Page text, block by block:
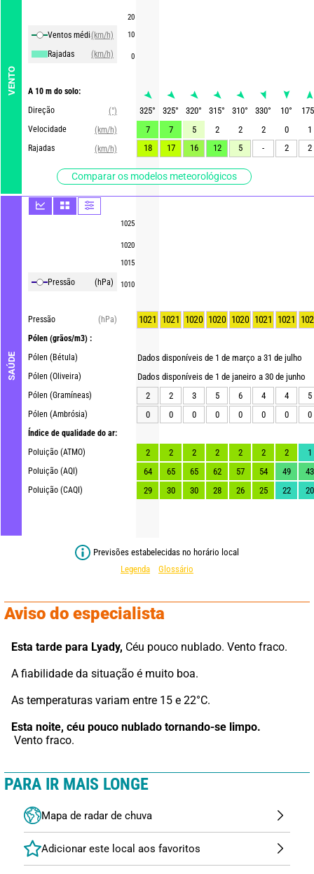
VENTO
Ventos média(km/h)
Rajadas
(km/h)
A 10 m do solo:
Direção
(°)
Velocidade
(km/h)
Rajadas
(km/h)
Comparar os modelos meteorológicos
SAÚDE
Pressão (hPa)
Pressão
(hPa)
Pólen (grãos/m3) :
Pólen (Bétula)
Pólen (Oliveira)
Pólen (Gramíneas)
Pólen (Ambrósia)
Índice de qualidade do ar:
Poluição (ATMO)
Poluição (AQI)
Poluição (CAQI)
20
10
0
1025
1020
1015
1010
325° 325° 320° 315° 310° 330° 10°
175
7
7 5 2 2 2 0
1
18
17 16 12 5 - 2 2
1021 1021 1020 1020 1020 1021 1021
Dados disponíveis de 1 de março a 31 de julho
Dados disponíveis de 1 de janeiro a 30 de junho
2
2 3 5 6 4 4
5
0
0 0 0 0 0 0 0
2 2 2 2 2 2 2
1
64
65 65 62 57 54 49
43
29
30 30 28 26 25 22 20
Previsões estabelecidas no horário local
Legenda
Glossário
Aviso do especialista
Esta tarde para Lyady, Céu pouco nublado. Vento fraco.
A fiabilidade da situação é muito boa.
As temperaturas variam entre 15 e 22°C.
Esta noite, céu pouco nublado tornando-se limpo.
Vento fraco.
PARA IR MAIS LONGE
Mapa de radar de chuva